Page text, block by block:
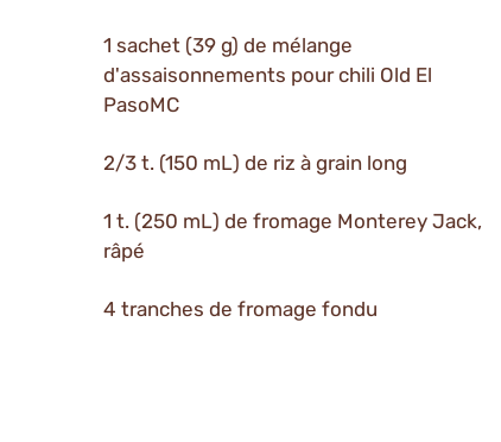
1 sachet (39 g) de mélange
d'assaisonnements pour chili Old El
PasoMC
2/3 t. (150 mL) de riz à grain long
1 t. (250 mL) de fromage Monterey Jack,
râpé
4 tranches de fromage fondu